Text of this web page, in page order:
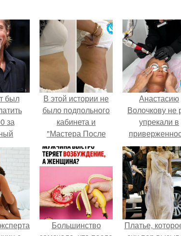
был
за
В этой истории не
было подпольного
кабинета и
"Мастера После
Двухнедельных
Курсов".
Анастасию
Волочкову не
упрекали в
устаревшим
Большинство
Платье,